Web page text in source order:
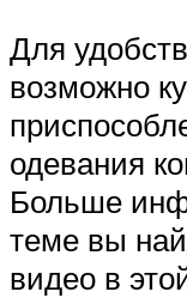
Для
возможно
одевания
Больше
теме вы
видео в